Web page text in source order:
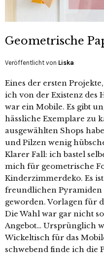
Geometrische
Veröffentlicht von Liska
Eines der ersten
ich von der Existenz des
war ein Mobile. Es gibt
hässliche Exemplare zu
ausgewählten Shops
und Pilzen wenig
Klarer Fall: ich bastel
mich für geometrische
Kinderzimmerdeko. Es
freundlichen
geworden. Vorlagen für
Die Wahl war gar nicht
Angebot… Ursprünglich
Wickeltisch für das
schwebend finde ich die